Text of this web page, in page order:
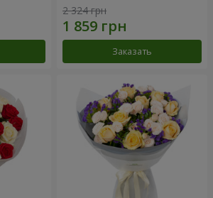
2 324 грн
Заказать